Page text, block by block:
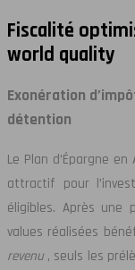
Fiscalité
world quality
Exonération
détention
Le Plan d’Épargne
attractif pour
éligibles. Après une
values réalisées
revenu , seuls les